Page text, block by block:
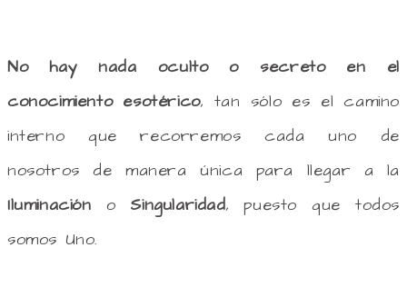
No hay nada oculto o secreto en el
conocimiento esotérico, tan sólo es el camino
interno que recorremos cada uno de
nosotros de manera única para llegar a la
Iluminación o Singularidad, puesto que todos
somos Uno.